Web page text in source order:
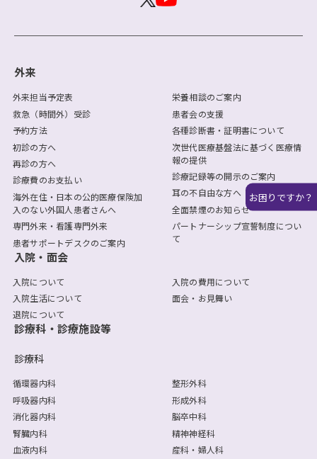
お困りですか？
外来
外来担当予定表
救急（時間外）受診
予約方法
初診の方へ
再診の方へ
診療費のお支払い
海外在住・日本の公的医療保険加
入のない外国人患者さんへ
専門外来・看護専門外来
患者サポートデスクのご案内
栄養相談のご案内
患者会の支援
各種診断書・証明書について
次世代医療基盤法に基づく医療情
報の提供
診療記録等の開示のご案内
耳の不自由な方へ
全面禁煙のお知らせ
パートナーシップ宣誓制度につい
て
入院・面会
入院について
入院生活について
退院について
入院の費用について
面会・お見舞い
診療科・診療施設等
診療科
循環器内科
呼吸器内科
消化器内科
腎臓内科
血液内科
整形外科
形成外科
脳卒中科
精神神経科
産科・婦人科